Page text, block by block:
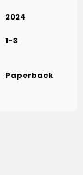
2024
1-3
Paperback